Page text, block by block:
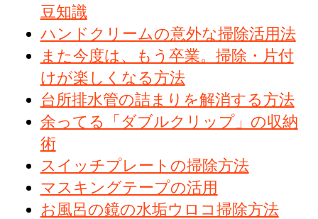
豆知識
ハンドクリームの意外な掃除活用法
また今度は、もう卒業。掃除・片付
けが楽しくなる方法
台所排水管の詰まりを解消する方法
余ってる「ダブルクリップ」の収納
術
スイッチプレートの掃除方法
マスキングテープの活用
お風呂の鏡の水垢ウロコ掃除方法